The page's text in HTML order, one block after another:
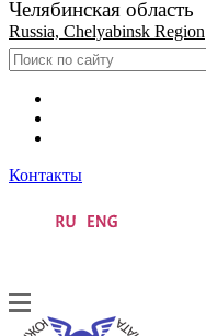
Челябинская область
Russia, Chelyabinsk Region
Контакты